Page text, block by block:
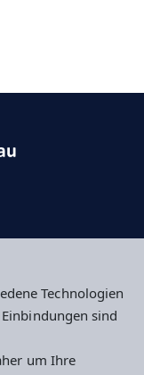
Technologien
sind
um Ihre
Einstellungen